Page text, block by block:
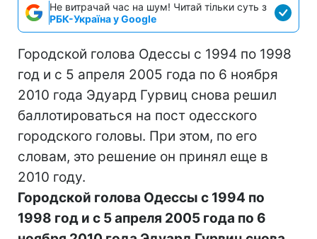
Не витрачай час на шум! Читай тільки суть з
РБК-Україна у Google
Городской голова Одессы с 1994 по 1998
год и с 5 апреля 2005 года по 6 ноября
2010 года Эдуард Гурвиц снова решил
баллотироваться на пост одесского
городского головы. При этом, по его
словам, это решение он принял еще в
2010 году.
Городской голова Одессы с 1994 по
1998 год и с 5 апреля 2005 года по 6